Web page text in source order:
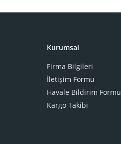
Kurumsal
Firma Bilgileri
İletişim Formu
Havale Bildirim Formu
Kargo Takibi